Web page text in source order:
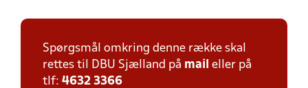
Spørgsmål omkring denne række skal
rettes til DBU Sjælland på mail eller på
tlf: 4632 3366